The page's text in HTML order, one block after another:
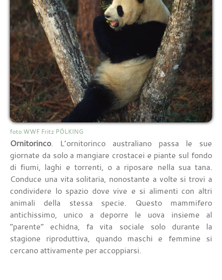
foto WWF Fritz PÖLKING
Ornitorinco. L’ornitorinco australiano passa le sue
giornate da solo a mangiare crostacei e piante sul fondo
di fiumi, laghi e torrenti, o a riposare nella sua tana.
Conduce una vita solitaria, nonostante a volte si trovi a
condividere lo spazio dove vive e si alimenti con altri
animali della stessa specie. Questo mammifero
antichissimo, unico a deporre le uova insieme al
“parente” echidna, fa vita sociale solo durante la
stagione riproduttiva, quando maschi e femmine si
cercano attivamente per accoppiarsi.